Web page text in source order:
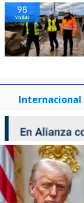
98
visitas
Internacional